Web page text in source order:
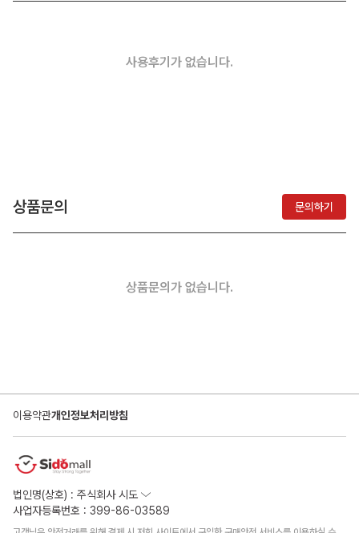
사용후기가 없습니다.
상품문의 문의하기
상품문의가 없습니다.
이용약관개인정보처리방침
법인명(상호) : 주식회사 시도
사업자등록번호 : 399-86-03589